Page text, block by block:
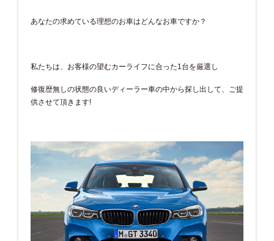
あなたの求めている理想のお車はどんなお車ですか？
私たちは、お客様の望むカーライフに合った1台を厳選し
修復歴無しの状態の良いディーラー車の中から探し出して、ご提
供させて頂きます!